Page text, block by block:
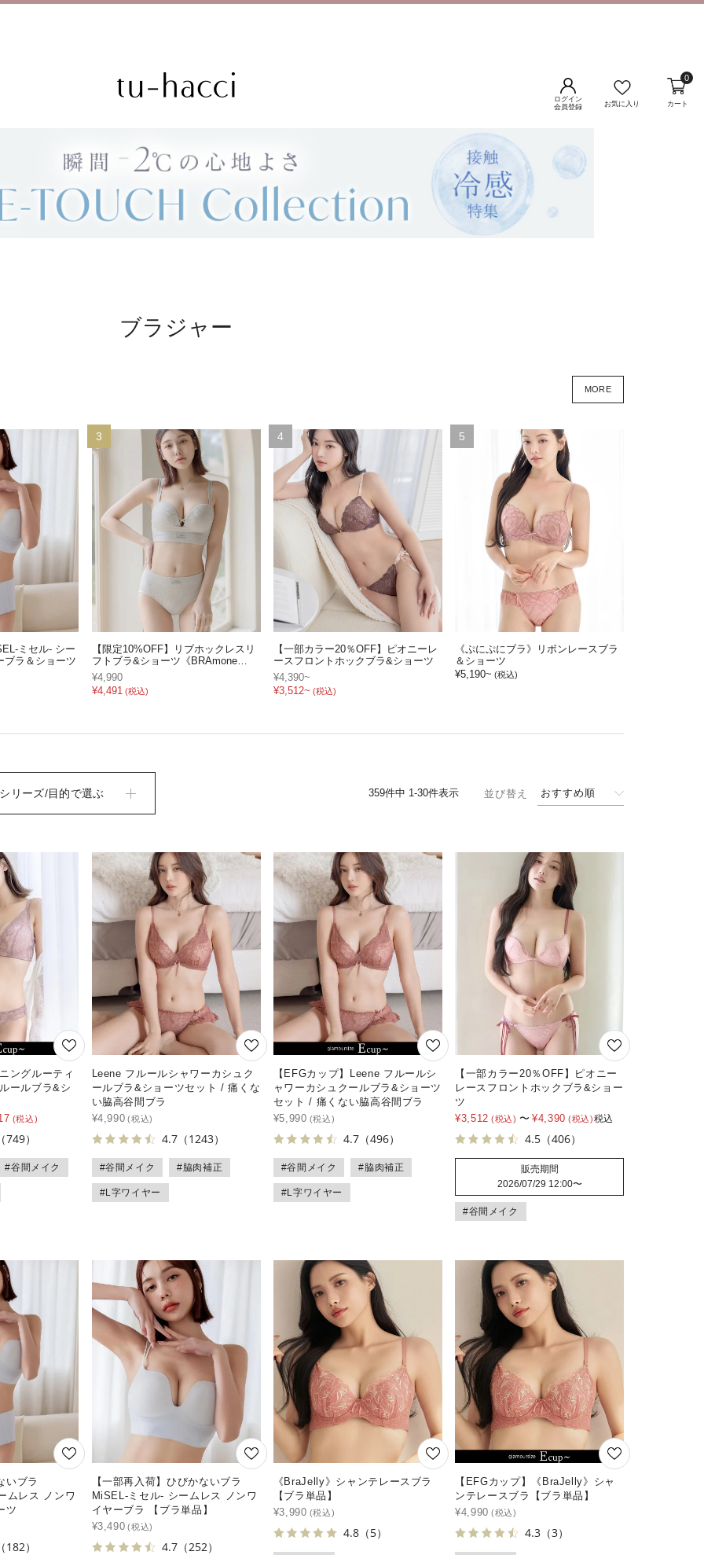
ログイン
会員登録
お気に入り カート
0
ブラジャー
MORE
ミセル- シー
ブラ＆ショーツ
3
【限定10%OFF】リブホックレスリ
フトブラ&ショーツ《BRAmone
Fashion Glamorous》
¥4,990
¥4,491 (税込)
4
【一部カラー20％OFF】ピオニーレ
ースフロントホックブラ&ショーツ
¥4,390~
¥3,512~ (税込)
5
《ぷにぷにブラ》リボンレースブラ
＆ショーツ
¥5,190~ (税込)
シリーズ/目的で選ぶ 並び替え おすすめ順
359件中 1-30件表示
ングルーティ
ールブラ&シ
749）
#谷間メイク
Leene フルールシャワーカシュク
ールブラ&ショーツセット / 痛くな
い脇高谷間ブラ
¥4,990
4.7（1243）
#谷間メイク #脇肉補正
#L字ワイヤー
【EFGカップ】Leene フルールシ
ャワーカシュクールブラ&ショーツ
セット / 痛くない脇高谷間ブラ
¥5,990
4.7（496）
#谷間メイク #脇肉補正
#L字ワイヤー
【一部カラー20％OFF】ピオニー
レースフロントホックブラ&ショー
ツ
¥3,512 〜 ¥4,390 税込
4.5 （406）
販売期間
2026/07/29 12:00〜
#谷間メイク
いブラ
ムレス ノンワ
ツ
182）
【一部再入荷】ひびかないブラ
MiSEL-ミセル- シームレス ノンワ
イヤーブラ 【ブラ単品】
¥3,490
4.7（252）
《BraJelly》シャンテレースブラ
【ブラ単品】
¥3,990
4.8（5）
【EFGカップ】《BraJelly》シャ
ンテレースブラ【ブラ単品】
¥4,990
4.3 （3）